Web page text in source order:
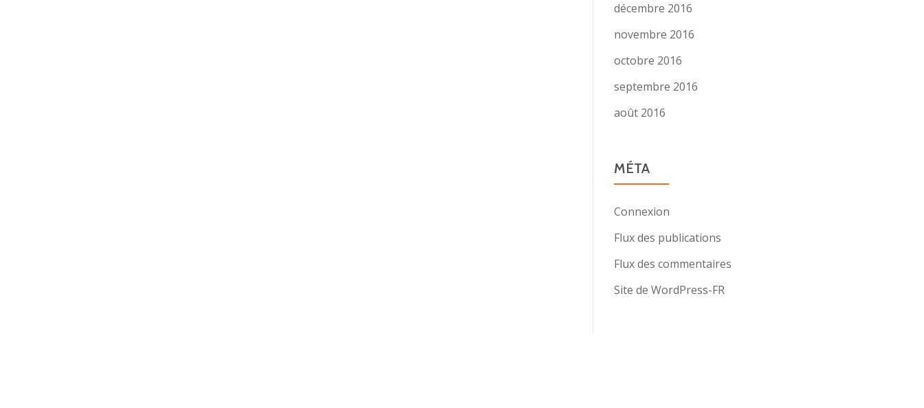
décembre 2016
novembre 2016
octobre 2016
septembre 2016
août 2016
MÉTA
Connexion
Flux des publications
Flux des commentaires
Site de WordPress-FR